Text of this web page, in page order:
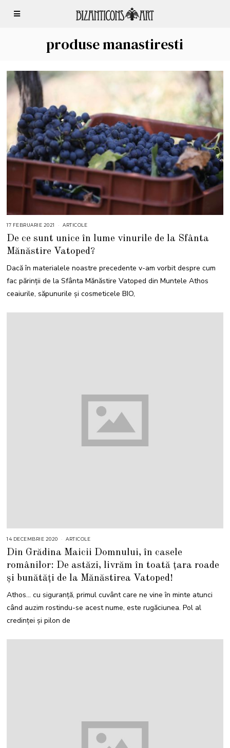
produse manastiresti
17 FEBRUARIE 2021
A
2
1
ARTICOLE
De ce sunt unice în lume vinurile de la Sfânta
Mănăstire Vatoped?
Dacă în materialele noastre precedente v-am vorbit despre cum
fac părinții de la Sfânta Mănăstire Vatoped din Muntele Athos
ceaiurile, săpunurile și cosmeticele BIO,
14 DECEMBRIE 2020 ARTICOLE
Din Grădina Maicii Domnului, în casele
românilor: De astăzi, livrăm în toată țara roade
și bunătăți de la Mănăstirea Vatoped!
Athos… cu siguranță, primul cuvânt care ne vine în minte atunci
când auzim rostindu-se acest nume, este rugăciunea. Pol al
credinței și pilon de